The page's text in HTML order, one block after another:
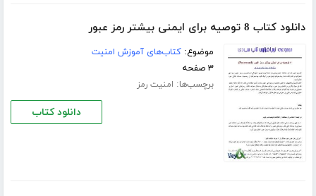
دانلود کتاب 8 توصیه برای ایمنی بیشتر رمز عبور
موضوع:کتاب‌های آموزش امنیت
۳ صفحه
برچسب‌ها: امنیت رمز
دانلود کتاب